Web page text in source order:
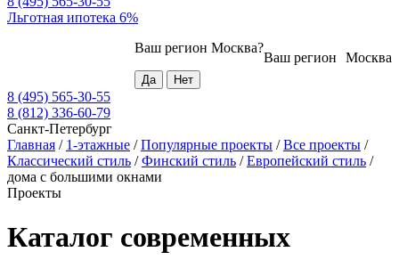
Льготная ипотека 6%
Москва
Ваш регион
Ваш регион Москва?
8 (495) 565-30-55
8 (812) 336-60-79
Санкт-Петербург
Главная / 1-этажные /Популярные проекты /Все проекты /
Классический стиль /Финский стиль /Европейский стиль /
дома с большими окнами
Проекты
Каталог современных